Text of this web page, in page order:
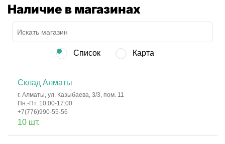
Наличие в магазинах
Список Карта
Склад Алматы
г. Алматы, ул. Казыбаева, 3/3, пом. 11
Пн.-Пт. 10:00-17:00
+7(776)990-55-56
10 шт.